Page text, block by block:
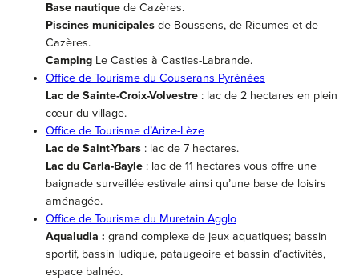
Base nautiquede Cazères.
Piscines municipalesde Boussens, de Rieumes et de
Cazères.
CampingLe Casties à Casties-Labrande.
Office de Tourisme du Couserans Pyrénées
Lac de Sainte-Croix-Volvestre : lac de 2 hectares en plein
cœur du village.
Office de Tourisme d’Arize-Lèze
Lac de Saint-Ybars : lac de 7 hectares.
Lac du Carla-Bayle: lac de 11 hectares vous offre une
baignade surveillée estivale ainsi qu’une base de loisirs
aménagée.
Office de Tourisme du Muretain Agglo
Aqualudia : grand complexe de jeux aquatiques; bassin
sportif, bassin ludique, pataugeoire et bassin d’activités,
espace balnéo.